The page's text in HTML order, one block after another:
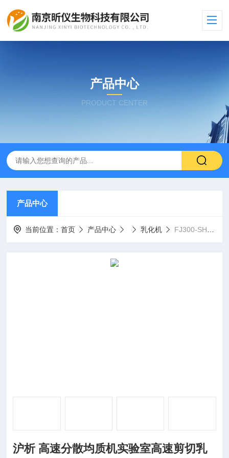
产品中心
PRODUCT CENTER
产品中心
当前位置：首页 产品中心 乳化机 FJ300-SH沪析 高速分散均质机实验室高速剪切乳化机
沪析 高速分散均质机实验室高速剪切乳